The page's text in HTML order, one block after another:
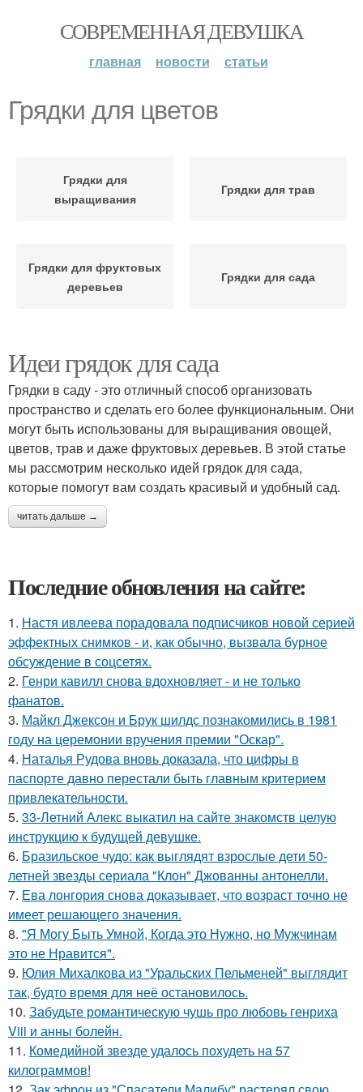
СОВРЕМЕННАЯ ДЕВУШКА
главная новости статьи
Грядки для цветов
Грядки для
выращивания
Грядки для трав
Грядки для фруктовых
деревьев
Грядки для сада
Идеи грядок для сада
Грядки в саду - это отличный способ организовать
пространство и сделать его более функциональным. Они
могут быть использованы для выращивания овощей,
цветов, трав и даже фруктовых деревьев. В этой статье
мы рассмотрим несколько идей грядок для сада,
которые помогут вам создать красивый и удобный сад.
читать дальше →
Последние обновления на сайте:
1. Настя ивлеева порадовала подписчиков новой серией
эффектных снимков - и, как обычно, вызвала бурное
обсуждение в соцсетях.
2. Генри кавилл снова вдохновляет - и не только
фанатов.
3. Майкл Джексон и Брук шилдс познакомились в 1981
году на церемонии вручения премии "Оскар".
4. Наталья Рудова вновь доказала, что цифры в
паспорте давно перестали быть главным критерием
привлекательности.
5. 33-Летний Алекс выкатил на сайте знакомств целую
инструкцию к будущей девушке.
6. Бразильское чудо: как выглядят взрослые дети 50-
летней звезды сериала "Клон" Джованны антонелли.
7. Ева лонгория снова доказывает, что возраст точно не
имеет решающего значения.
8. "Я Могу Быть Умной, Когда это Нужно, но Мужчинам
это не Нравится".
9. Юлия Михалкова из "Уральских Пельменей" выглядит
так, будто время для неё остановилось.
10. Забудьте романтическую чушь про любовь генриха
Viii и анны болейн.
11. Комедийной звезде удалось похудеть на 57
килограммов!